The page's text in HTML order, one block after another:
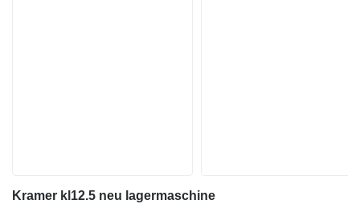
Kramer kl12.5 neu lagermaschine